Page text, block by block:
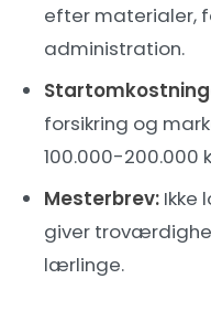
efter materialer,
administration.
forsikring og
100.000-200.000
Mesterbrev: Ikke
giver
lærlinge.